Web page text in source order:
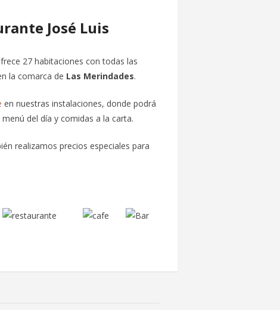
José Luis
27 habitaciones con todas las
la comarca de Las Merindades.
en nuestras instalaciones, donde podrá
del día y comidas a la carta.
realizamos precios especiales para